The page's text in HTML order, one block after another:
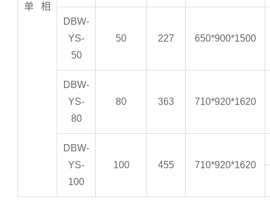
单 相
DBW-
YS-
50
50 227 650*900*1500
DBW-
YS-
80
80 363 710*920*1620
DBW-
YS-
100
100 455 710*920*1620